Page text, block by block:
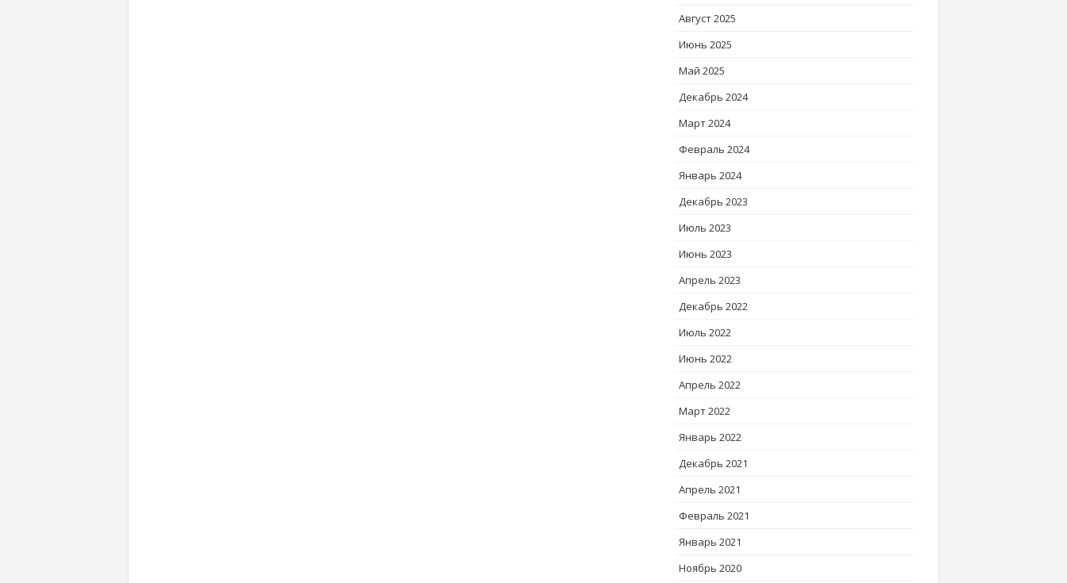
Август 2025
Июнь 2025
Май 2025
Декабрь 2024
Март 2024
Февраль 2024
Январь 2024
Декабрь 2023
Июль 2023
Июнь 2023
Апрель 2023
Декабрь 2022
Июль 2022
Июнь 2022
Апрель 2022
Март 2022
Январь 2022
Декабрь 2021
Апрель 2021
Февраль 2021
Январь 2021
Ноябрь 2020